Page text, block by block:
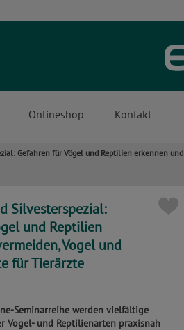
Onlineshop Kontakt
Gefahren für Vögel und Reptilien erkennen und
Silvesterspezial:
und Reptilien
Vogel und
für Tierärzte
Seminarreihe werden vielfältige
Vogel- und Reptilienarten praxisnah